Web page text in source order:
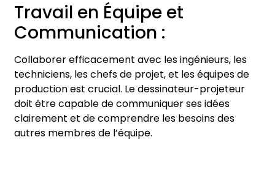
Travail en Équipe et
Communication :
Collaborer efficacement avec les ingénieurs, les
techniciens, les chefs de projet, et les équipes de
production est crucial. Le dessinateur-projeteur
doit être capable de communiquer ses idées
clairement et de comprendre les besoins des
autres membres de l’équipe.